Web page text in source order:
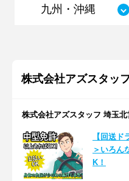
九州・沖縄
株式会社アズスタッ
株式会社アズスタッフ 埼玉
【回送
＞いろん
K！